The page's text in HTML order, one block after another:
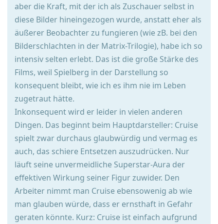
aber die Kraft, mit der ich als Zuschauer selbst in
diese Bilder hineingezogen wurde, anstatt eher als
äußerer Beobachter zu fungieren (wie zB. bei den
Bilderschlachten in der Matrix-Trilogie), habe ich so
intensiv selten erlebt. Das ist die große Stärke des
Films, weil Spielberg in der Darstellung so
konsequent bleibt, wie ich es ihm nie im Leben
zugetraut hätte.
Inkonsequent wird er leider in vielen anderen
Dingen. Das beginnt beim Hauptdarsteller: Cruise
spielt zwar durchaus glaubwürdig und vermag es
auch, das schiere Entsetzen auszudrücken. Nur
läuft seine unvermeidliche Superstar-Aura der
effektiven Wirkung seiner Figur zuwider. Den
Arbeiter nimmt man Cruise ebensowenig ab wie
man glauben würde, dass er ernsthaft in Gefahr
geraten könnte. Kurz: Cruise ist einfach aufgrund